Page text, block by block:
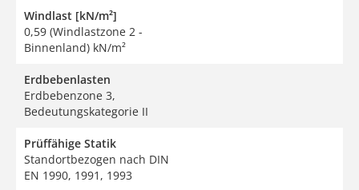
Windlast [kN/m²]
0,59 (Windlastzone 2 -
Binnenland) kN/m²
Erdbebenlasten
Erdbebenzone 3,
Bedeutungskategorie II
Prüffähige Statik
Standortbezogen nach DIN
EN 1990, 1991, 1993